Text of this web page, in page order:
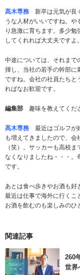
髙木専務 新卒は元気が良
うな人材がいいですね。
り急激に育ちます。多少
してくれれば大丈夫ですよ。
中途については、それまで
揮し、当社の若手の幹部に
ですね。会社の社員たちと
ればなお歓迎です。
編集部 趣味を教えてくだ
髙木専務 最近はゴルフが
も増えてきましたので、
（笑）。サッカーも高校
なくなりましたね・・・。
です。
あとは食べ歩きやお酒も好
最近は仕事で海外に行くこ
お酒を飲むのも楽しみのひ
関連記事
260
世界